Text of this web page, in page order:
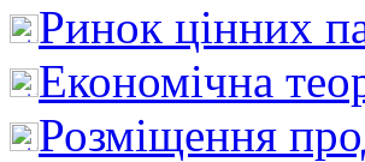
Ринок цінних
Економічна
Розміщення